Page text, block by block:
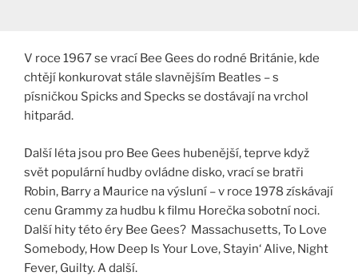
V roce 1967 se vrací Bee Gees do rodné Británie, kde
chtějí konkurovat stále slavnějším Beatles – s
písničkou Spicks and Specks se dostávají na vrchol
hitparád.
Další léta jsou pro Bee Gees hubenější, teprve když
svět populární hudby ovládne disko, vrací se bratři
Robin, Barry a Maurice na výsluní – v roce 1978 získávají
cenu Grammy za hudbu k filmu Horečka sobotní noci.
Další hity této éry Bee Gees? Massachusetts, To Love
Somebody, How Deep Is Your Love, Stayin‘ Alive, Night
Fever, Guilty. A další.